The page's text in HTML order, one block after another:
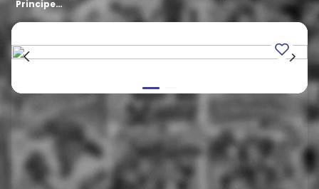
Principe
Valante # 50